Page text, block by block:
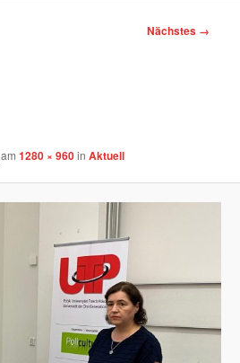
Nächstes →
am1280 × 960inAktuell